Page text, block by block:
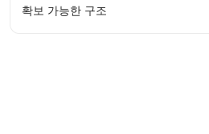
확보 가능한 구조